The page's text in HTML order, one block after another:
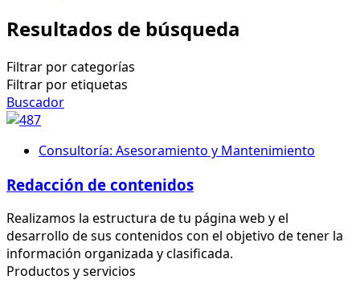
Resultados de búsqueda
Filtrar por categorías
Filtrar por etiquetas
Buscador
Consultoría: Asesoramiento y Mantenimiento
Redacción de contenidos
Realizamos la estructura de tu página web y el
desarrollo de sus contenidos con el objetivo de tener la
información organizada y clasificada.
Productos y servicios